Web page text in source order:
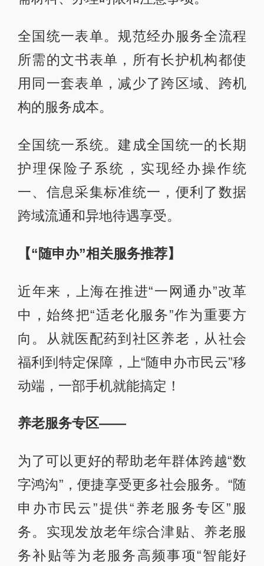
全国统一表单。规范经办服务全流程
所需的文书表单，所有长护机构都使
用同一套表单，减少了跨区域、跨机
构的服务成本。
全国统一系统。建成全国统一的长期
护理保险子系统，实现经办操作统
一、信息采集标准统一，便利了数据
跨域流通和异地待遇享受。
【“随申办”相关服务推荐】
近年来，上海在推进“一网通办”改革
中，始终把“适老化服务”作为重要方
向。从就医配药到社区养老，从社会
福利到特定保障，上“随申办市民云”移
动端，一部手机就能搞定！
养老服务专区——
为了可以更好的帮助老年群体跨越“数
字鸿沟”，便捷享受更多社会服务。“随
申办市民云”提供“养老服务专区”服
务。实现发放老年综合津贴、养老服
务补贴等为老服务高频事项“智能好